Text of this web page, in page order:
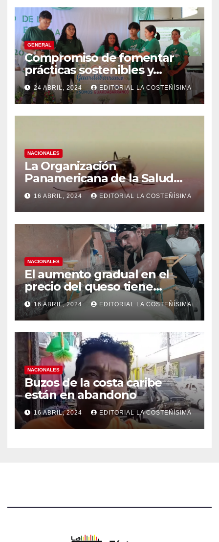
GENERAL
Compromiso de fomentar
prácticas sostenibles y
conciencia ecológica en las
instituciones educativas
24 ABRIL, 2024 EDITORIAL LA COSTEÑÍSIMA
NACIONALES
La Organización
Panamericana de la Salud
(OPS), recomienda reforzar
medidas ante el aumento de
casos de dengue
16 ABRIL, 2024 EDITORIAL LA COSTEÑÍSIMA
NACIONALES
El aumento gradual en el
precio del queso tiene
efectos a las Panaderias
16 ABRIL, 2024 EDITORIAL LA COSTEÑÍSIMA
NACIONALES
Buzos de la costa caribe
están en abandono
16 ABRIL, 2024 EDITORIAL LA COSTEÑÍSIMA